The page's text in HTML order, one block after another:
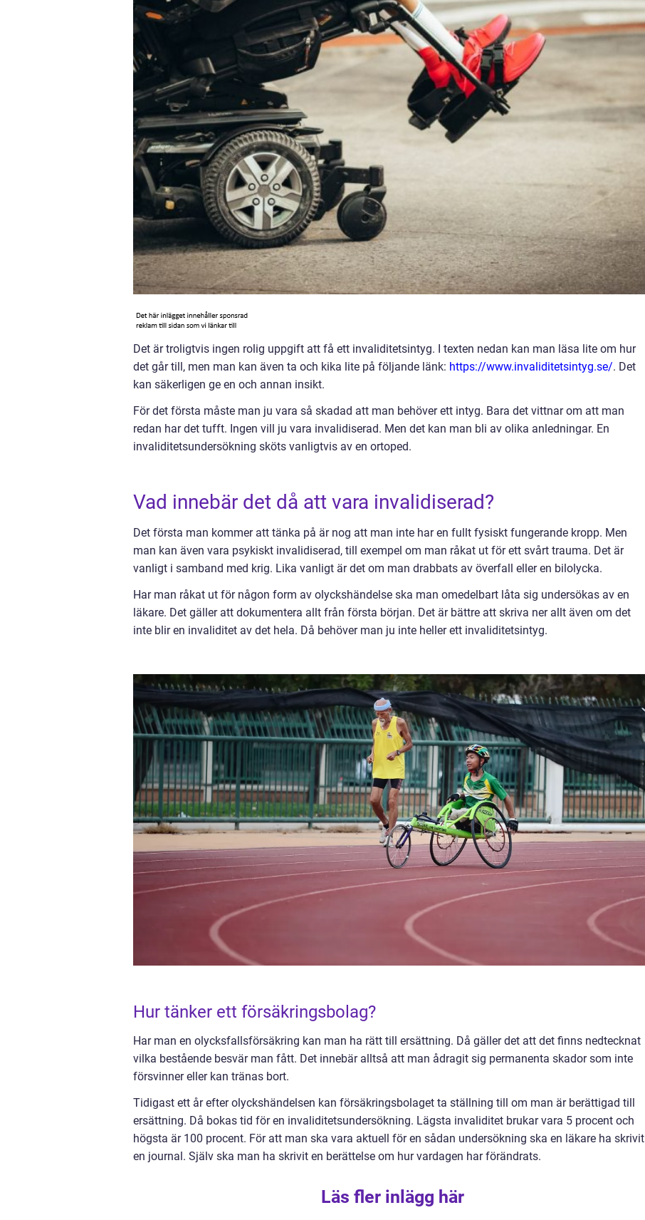
Det är troligtvis ingen rolig uppgift att få ett invaliditetsintyg. I texten nedan kan man läsa lite om hur
det går till, men man kan även ta och kika lite på följande länk: https://www.invaliditetsintyg.se/. Det
kan säkerligen ge en och annan insikt.
För det första måste man ju vara så skadad att man behöver ett intyg. Bara det vittnar om att man
redan har det tufft. Ingen vill ju vara invalidiserad. Men det kan man bli av olika anledningar. En
invaliditetsundersökning sköts vanligtvis av en ortoped.
Vad innebär det då att vara invalidiserad?
Det första man kommer att tänka på är nog att man inte har en fullt fysiskt fungerande kropp. Men
man kan även vara psykiskt invalidiserad, till exempel om man råkat ut för ett svårt trauma. Det är
vanligt i samband med krig. Lika vanligt är det om man drabbats av överfall eller en bilolycka.
Har man råkat ut för någon form av olyckshändelse ska man omedelbart låta sig undersökas av en
läkare. Det gäller att dokumentera allt från första början. Det är bättre att skriva ner allt även om det
inte blir en invaliditet av det hela. Då behöver man ju inte heller ett invaliditetsintyg.
Hur tänker ett försäkringsbolag?
Har man en olycksfallsförsäkring kan man ha rätt till ersättning. Då gäller det att det finns nedtecknat
vilka bestående besvär man fått. Det innebär alltså att man ådragit sig permanenta skador som inte
försvinner eller kan tränas bort.
Tidigast ett år efter olyckshändelsen kan försäkringsbolaget ta ställning till om man är berättigad till
ersättning. Då bokas tid för en invaliditetsundersökning. Lägsta invaliditet brukar vara 5 procent och
högsta är 100 procent. För att man ska vara aktuell för en sådan undersökning ska en läkare ha skrivit
en journal. Själv ska man ha skrivit en berättelse om hur vardagen har förändrats.
Läs fler inlägg här